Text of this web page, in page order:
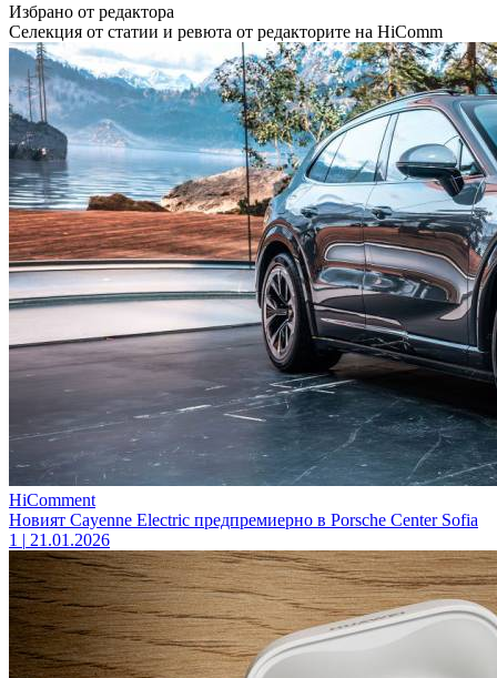
Избрано от редактора
Селекция от статии и ревюта от редакторите на HiComm
HiComment
Новият Cayenne Electric предпремиерно в Porsche Center Sofia
1 | 21.01.2026